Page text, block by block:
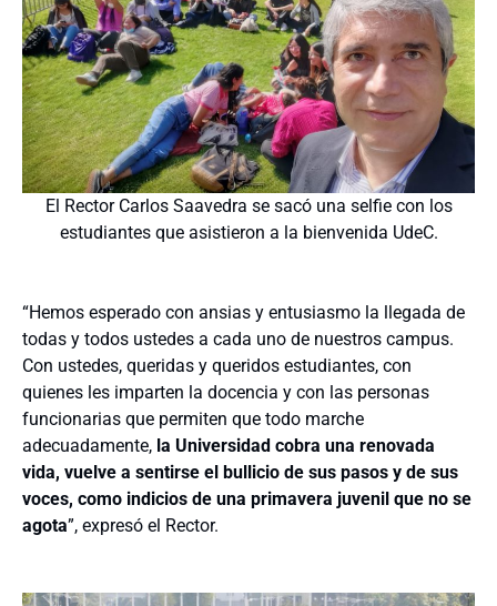
El Rector Carlos Saavedra se sacó una selfie con los
estudiantes que asistieron a la bienvenida UdeC.
“Hemos esperado con ansias y entusiasmo la llegada de
todas y todos ustedes a cada uno de nuestros campus.
Con ustedes, queridas y queridos estudiantes, con
quienes les imparten la docencia y con las personas
funcionarias que permiten que todo marche
adecuadamente, la Universidad cobra una renovada
vida, vuelve a sentirse el bullicio de sus pasos y de sus
voces, como indicios de una primavera juvenil que no se
agota”, expresó el Rector.